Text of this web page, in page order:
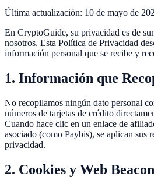
Última actualización: 10 de mayo de
En CryptoGuide, su privacidad es de
nosotros. Esta Política de Privacidad
información personal que se recibe y
1. Información que
No recopilamos ningún dato personal
números de tarjetas de crédito
Cuando hace clic en un enlace de
asociado (como Paybis), se aplican sus
privacidad.
2. Cookies y Web